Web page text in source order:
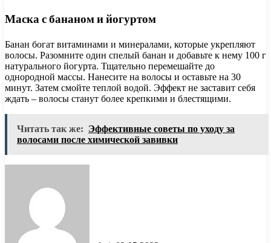
Маска с бананом и йогуртом
Банан богат витаминами и минералами, которые укрепляют
волосы. Разомните один спелый банан и добавьте к нему 100 г
натурального йогурта. Тщательно перемешайте до
однородной массы. Нанесите на волосы и оставьте на 30
минут. Затем смойте теплой водой. Эффект не заставит себя
ждать – волосы станут более крепкими и блестящими.
Читать так же: Эффективные советы по уходу за
волосами после химической завивки